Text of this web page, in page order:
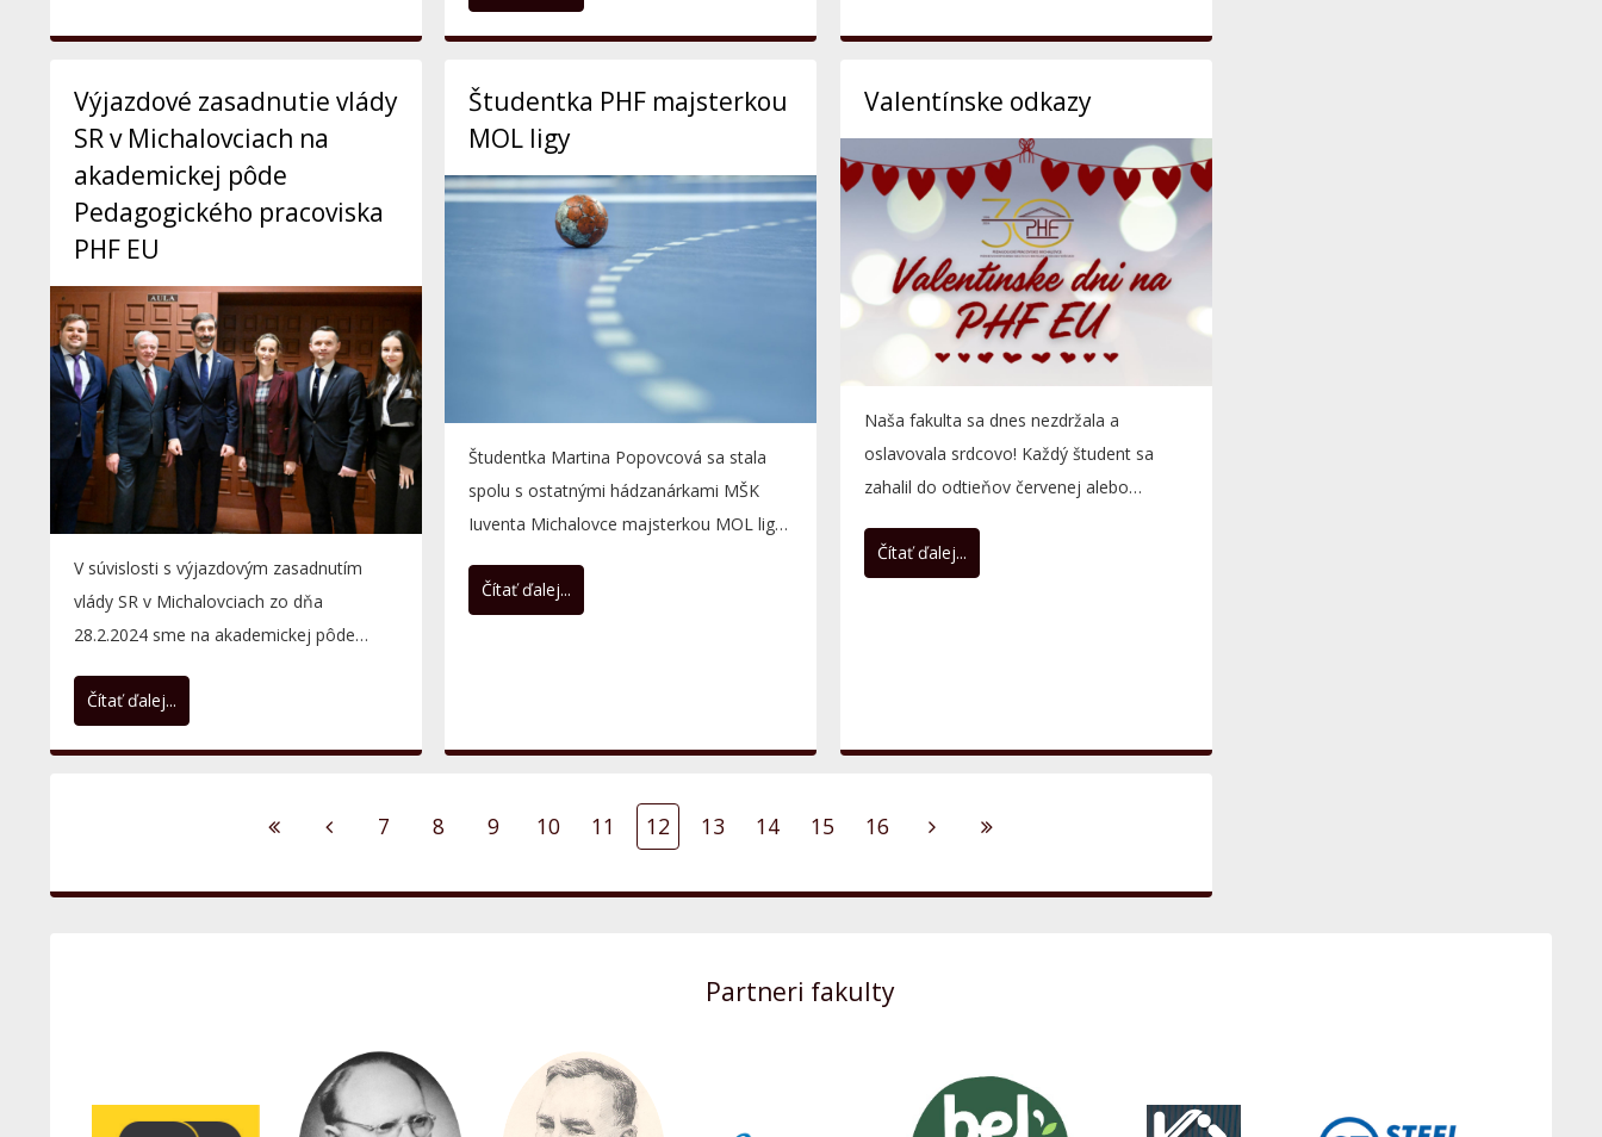
Výjazdové zasadnutie vlády
SR v Michalovciach na
akademickej pôde
Pedagogického pracoviska
PHF EU
V súvislosti s výjazdovým zasadnutím
vlády SR v Michalovciach zo dňa
28.2.2024 sme na akademickej pôde
Čítať ďalej...
Študentka PHF majsterkou
MOL ligy
Študentka Martina Popovcová sa stala
spolu s ostatnými hádzanárkami MŠK
Iuventa Michalovce majsterkou MOL ligy
Čítať ďalej...
Valentínske odkazy
Naša fakulta sa dnes nezdržala a
oslavovala srdcovo! Každý študent sa
zahalil do odtieňov červenej alebo
Čítať ďalej...
7 8 9 10 11 12 13 14 15 16
Partneri fakulty